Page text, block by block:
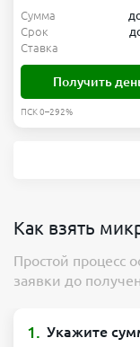
Сумма
Срок
Ставка
Получить
ПСК 0–292%
Как взять
Простой процесс
заявки до
1. Укажите